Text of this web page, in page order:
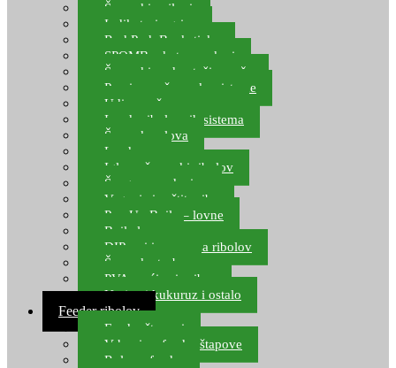
Šaranski najloni
Indikatori ugriza
Rod Pod, Banksticks
SPOMB rakete, markeri
Šaranski podmetači, mreže
Pernice za šaranske sisteme
Udice za šarana, amura
Izrada ribolovnih sistema
Šaranska olova
Leadcore
Igle za šaranski ribolov
Špage, upredenice
Vaganje i zaštita ribe
Pop Up Boile – lovne
Boile lovne
DIP-ovi i arome za ribolov
Šaranske torbe
PVA vrećice i pribor
Umjetni kukuruz i ostalo
Feeder ribolov
Feeder štapovi
Vrhovi za feeder štapove
Role za feeder